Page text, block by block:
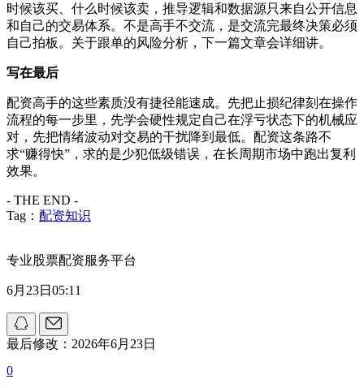
时候该买、什么时候该卖，推导逻辑和数据源只来自公开信息
和自己的交易体系。不是高手不交流，是交流完最终决策必须
自己拍板。关于跟单的风险分析，下一篇文章会详细讲。
写在最后
配资高手的这些素质没有捷径能速成。先把止损纪律刻在操作
流程的每一步里，先学会硬性规定自己在浮亏状态下的机械应
对，先把情绪波动对交易的干扰降到最低。配资这条路不
求“赚得快”，求的是少犯低级错误，在长周期市场中跑出复利
效果。
- THE END -
Tag： 配资知识
专业股票配资服务平台
6月23日05:11
最后修改：2026年6月23日
0